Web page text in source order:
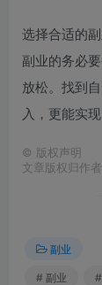
选择合适的
副业的务必
放松。找到
入，更能实
© 版权声明
文章版权归作
副业
# 副业